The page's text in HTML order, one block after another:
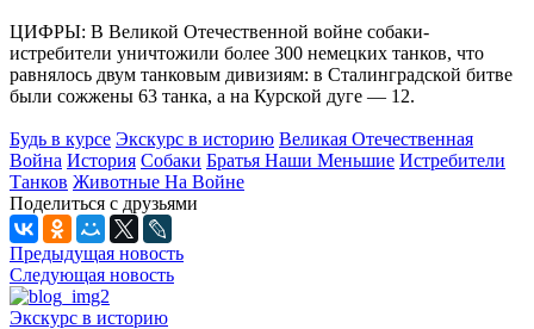
ЦИФРЫ: В Великой Отечественной войне собаки-
истребители уничтожили более 300 немецких танков, что
равнялось двум танковым дивизиям: в Сталинградской битве
были сожжены 63 танка, а на Курской дуге — 12.
Будь в курсе Экскурс в историю Великая Отечественная
Война История Собаки Братья Наши Меньшие Истребители
Танков Животные На Войне
Поделиться с друзьями
Предыдущая новость
Следующая новость
Экскурс в историю